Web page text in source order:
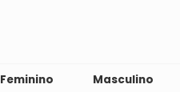
Feminino Masculino